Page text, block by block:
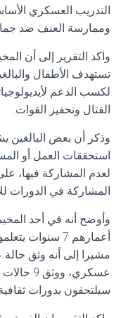
التدريب العسكري
وممارسة العنف ضد
واكد التقرير إلى أن
تستهدف الأطفال
لكسب الدعم
القتال وتحفيز القوات.
وذكر أن بعض البالغين
استحققات العمل أو
لعدم المشاركة فيها،
المشاركة في الدورات
وأوضح أنه في أحد
أعمارهم 7
مشيرا إلى أنه وثق
عسكري،
سيلتحقون بدورات